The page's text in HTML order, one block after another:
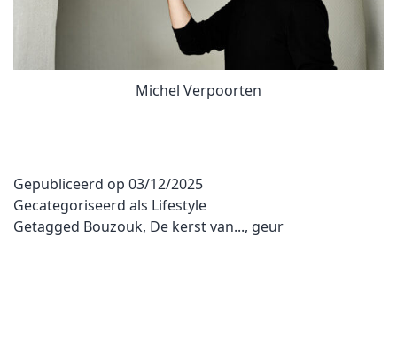
Michel Verpoorten
Gepubliceerd op 03/12/2025
Gecategoriseerd als Lifestyle
Getagged Bouzouk, De kerst van..., geur